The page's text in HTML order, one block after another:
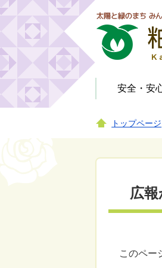
安全・安
お知らせ（
防犯
届出・登録
相談
健康・予防
お知らせ（
学校給食
お知らせ（
情報公開
役場
公園
子育て支援
トップページ
広報
このペー